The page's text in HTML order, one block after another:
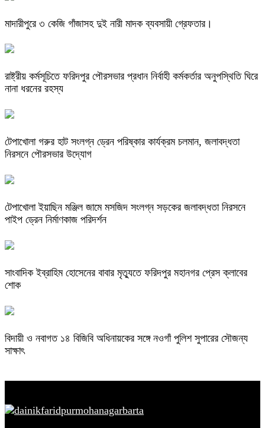
মাদারীপুরে ৩ কেজি গাঁজাসহ দুই নারী মাদক ব্যবসায়ী গ্রেফতার।
রাষ্ট্রীয় কর্মসূচিতে ফরিদপুর পৌরসভার প্রধান নির্বাহী কর্মকর্তার অনুপস্থিতি ঘিরে
নানা ধরনের রহস্য
টেপাখোলা গরুর হাট সংলগ্ন ড্রেন পরিষ্কার কার্যক্রম চলমান, জলাবদ্ধতা
নিরসনে পৌরসভার উদ্যোগ
টেপাখোলা ইয়াছিন মঞ্জিল জামে মসজিদ সংলগ্ন সড়কের জলাবদ্ধতা নিরসনে
পাইপ ড্রেন নির্মাণকাজ পরিদর্শন
সাংবাদিক ইব্রাহিম হোসেনের বাবার মৃত্যুতে ফরিদপুর মহানগর প্রেস ক্লাবের
শোক
বিদায়ী ও নবাগত ১৪ বিজিবি অধিনায়কের সঙ্গে নওগাঁ পুলিশ সুপারের সৌজন্য
সাক্ষাৎ